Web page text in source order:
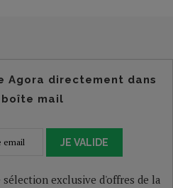
Agora directement dans
mail
JE VALIDE
sélection exclusive d'offres de la